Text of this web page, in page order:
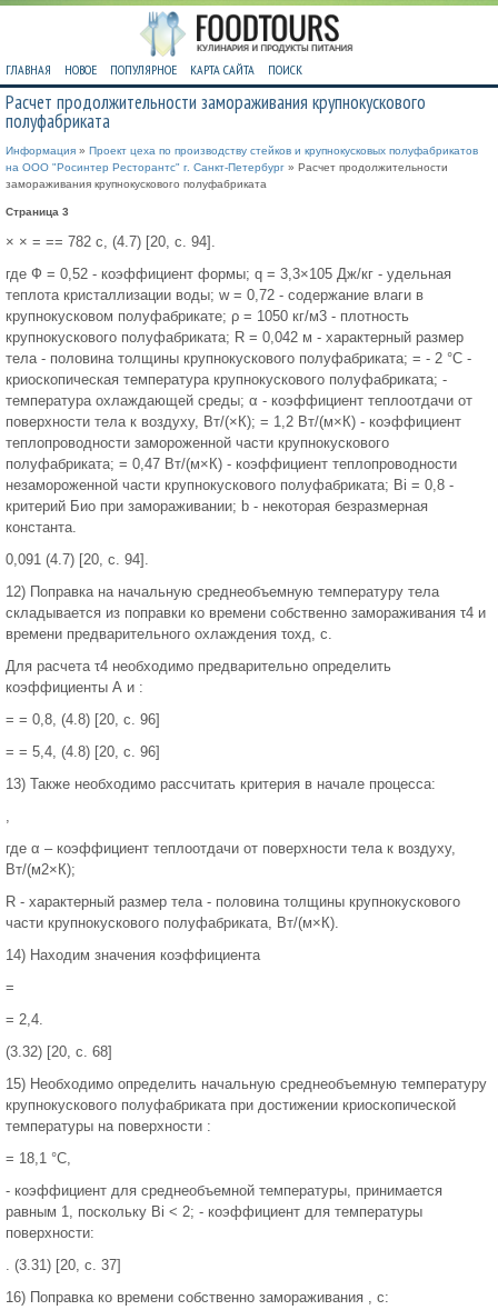
ГЛАВНАЯ НОВОЕ ПОПУЛЯРНОЕ КАРТА САЙТА ПОИСК
Расчет продолжительности замораживания крупнокускового
полуфабриката
Информация » Проект цеха по производству стейков и крупнокусковых полуфабрикатов
на ООО "Росинтер Ресторантс" г. Санкт-Петербург » Расчет продолжительности
замораживания крупнокускового полуфабриката
Страница 3
× × = == 782 c, (4.7) [20, с. 94].
где Ф = 0,52 - коэффициент формы; q = 3,3×105 Дж/кг - удельная
теплота кристаллизации воды; w = 0,72 - содержание влаги в
крупнокусковом полуфабрикате; ρ = 1050 кг/м3 - плотность
крупнокускового полуфабриката; R = 0,042 м - характерный размер
тела - половина толщины крупнокускового полуфабриката; = - 2 °С -
криоскопическая температура крупнокускового полуфабриката; -
температура охлаждающей среды; α - коэффициент теплоотдачи от
поверхности тела к воздуху, Вт/(×К); = 1,2 Вт/(м×К) - коэффициент
теплопроводности замороженной части крупнокускового
полуфабриката; = 0,47 Вт/(м×К) - коэффициент теплопроводности
незамороженной части крупнокускового полуфабриката; Вi = 0,8 -
критерий Био при замораживании; b - некоторая безразмерная
константа.
0,091 (4.7) [20, с. 94].
12) Поправка на начальную среднеобъемную температуру тела
складывается из поправки ко времени собственно замораживания τ4 и
времени предварительного охлаждения τохд, с.
Для расчета τ4 необходимо предварительно определить
коэффициенты А и :
= = 0,8, (4.8) [20, с. 96]
= = 5,4, (4.8) [20, с. 96]
13) Также необходимо рассчитать критерия в начале процесса:
,
где α – коэффициент теплоотдачи от поверхности тела к воздуху,
Вт/(м2×К);
R - характерный размер тела - половина толщины крупнокускового
части крупнокускового полуфабриката, Вт/(м×К).
14) Находим значения коэффициента
=
= 2,4.
(3.32) [20, с. 68]
15) Необходимо определить начальную среднеобъемную температуру
крупнокускового полуфабриката при достижении криоскопической
температуры на поверхности :
= 18,1 °С,
- коэффициент для среднеобъемной температуры, принимается
равным 1, поскольку Вi < 2; - коэффициент для температуры
поверхности:
. (3.31) [20, с. 37]
16) Поправка ко времени собственно замораживания , с: